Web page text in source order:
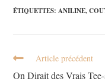
ÉTIQUETTES:ANILINE,
Article précédent
On Dirait des Vrais